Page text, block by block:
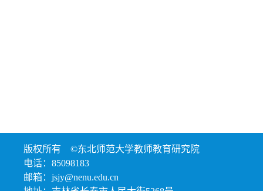
版权所有 ©东北师范大学教师教育研究院
电话：85098183
邮箱：jsjy@nenu.edu.cn